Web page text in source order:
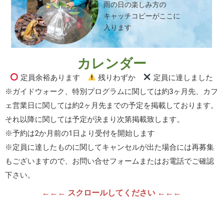
雨の日の楽しみ方の
キャッチコピーがここに
入ります
カレンダー
定員余裕あります 残りわずか
定員に達しました
※ガイドウォーク、特別プログラムに関しては約3ヶ月先、カフ
ェ営業日に関しては約2ヶ月先までの予定を掲載しております。
それ以降に関しては予定が決まり次第掲載致します。
※予約は2か月前の1日より受付を開始します
※定員に達したものに関してキャンセルが出た場合には再募集
もございますので、お問い合せフォームまたはお電話でご確認
下さい。
←←← スクロールしてください ←←←